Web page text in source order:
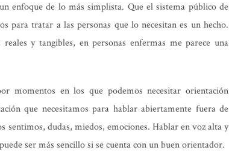
enfoque de lo más simplista. Que el sistema público de
para tratar a las personas que lo necesitan es un hecho.
y tangibles, en personas enfermas me parece una
momentos en los que podemos necesitar orientación
que necesitamos para hablar abiertamente fuera de
sentimos, dudas, miedos, emociones. Hablar en voz alta y
ser más sencillo si se cuenta con un buen orientador.